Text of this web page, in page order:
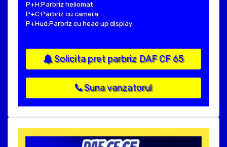
P+H:Parbriz heliomat
P+C:Parbriz cu camera
P+Hud:Parbriz cu head up display
Solicita pret parbriz DAF CF 65
Suna vanzatorul